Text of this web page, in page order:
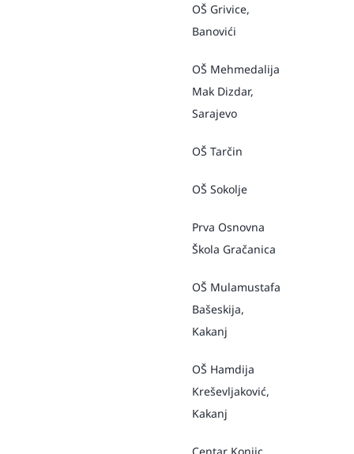
OŠ Grivice,
Banovići
OŠ Mehmedalija
Mak Dizdar,
Sarajevo
OŠ Tarčin
OŠ Sokolje
Prva Osnovna
Škola Gračanica
OŠ Mulamustafa
Bašeskija,
Kakanj
OŠ Hamdija
Kreševljaković,
Kakanj
Centar Konjic